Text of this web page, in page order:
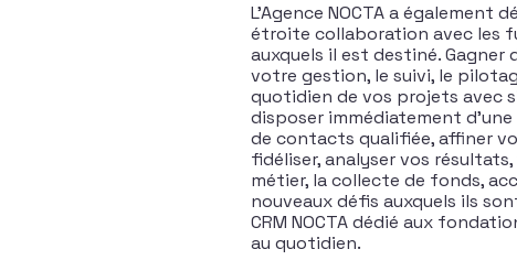
L’Agence NOCTA a également
étroite collaboration avec les
auxquels il est destiné.
votre gestion, le suivi, le
quotidien de vos projets avec
disposer immédiatement
de contacts qualifiée, affiner
fidéliser, analyser vos
métier, la collecte de fonds,
nouveaux défis auxquels ils
CRM NOCTA dédié aux
au quotidien.